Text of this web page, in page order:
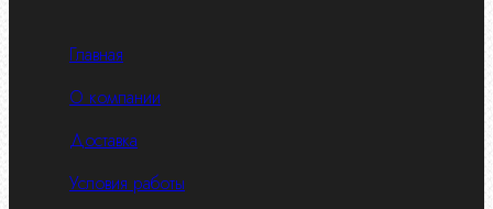
Главная
О компании
Доставка
Условия работы